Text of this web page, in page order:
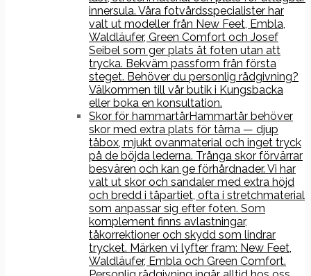
innersula. Våra fotvårdsspecialister har
valt ut modeller från New Feet, Embla,
Waldläufer, Green Comfort och Josef
Seibel som ger plats åt foten utan att
trycka. Bekväm passform från första
steget. Behöver du personlig rådgivning?
Välkommen till vår butik i Kungsbacka
eller boka en konsultation.
Skor för hammartårHammartår behöver
skor med extra plats för tårna — djup
tåbox, mjukt ovanmaterial och inget tryck
på de böjda lederna. Trånga skor förvärrar
besvären och kan ge förhårdnader. Vi har
valt ut skor och sandaler med extra höjd
och bredd i tåpartiet, ofta i stretchmaterial
som anpassar sig efter foten. Som
komplement finns avlastningar,
tåkorrektioner och skydd som lindrar
trycket. Märken vi lyfter fram: New Feet,
Waldläufer, Embla och Green Comfort.